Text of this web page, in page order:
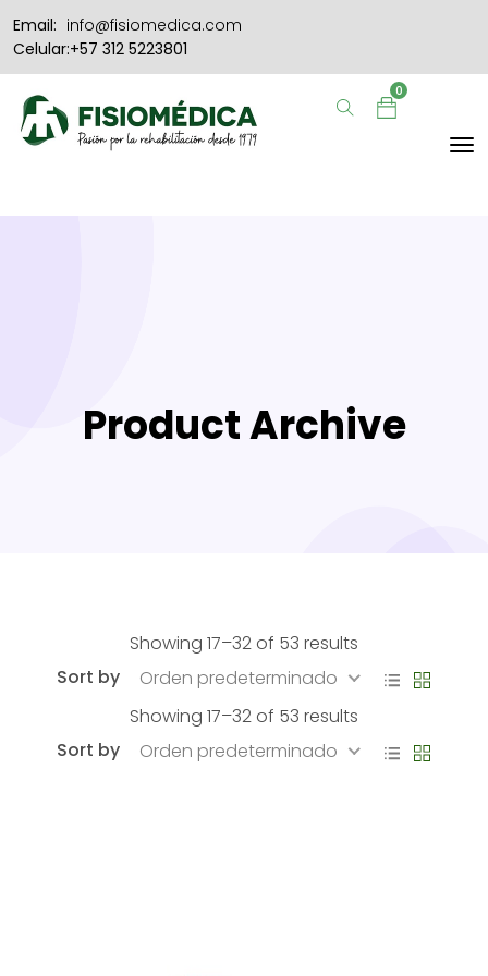
Email: info@fisiomedica.com
Celular:+57 312 5223801
0
Product Archive
Showing 17–32 of 53 results
Sort by
Orden predeterminado
Showing 17–32 of 53 results
Sort by
Orden predeterminado